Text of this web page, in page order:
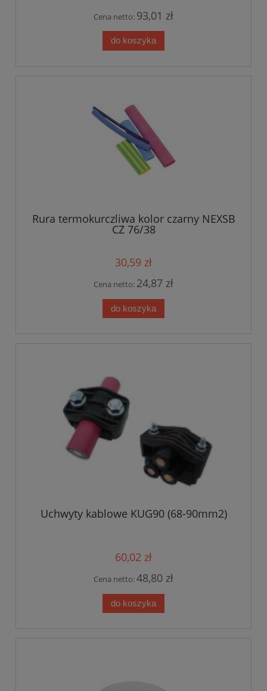
Cena netto: 93,01 zł
do koszyka
Rura termokurczliwa kolor czarny NEXSB
CZ 76/38
30,59 zł
Cena netto: 24,87 zł
do koszyka
Uchwyty kablowe KUG90 (68-90mm2)
60,02 zł
Cena netto:48,80 zł
do koszyka